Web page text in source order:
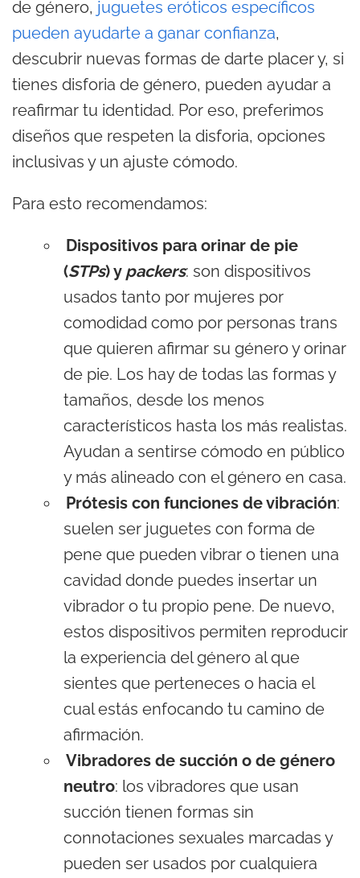
de género, juguetes eróticos específicos
pueden ayudarte a ganar confianza,
descubrir nuevas formas de darte placer y, si
tienes disforia de género, pueden ayudar a
reafirmar tu identidad. Por eso, preferimos
diseños que respeten la disforia, opciones
inclusivas y un ajuste cómodo.
Para esto recomendamos:
Dispositivos para orinar de pie
(STPs) y packers: son dispositivos
usados tanto por mujeres por
comodidad como por personas trans
que quieren afirmar su género y orinar
de pie. Los hay de todas las formas y
tamaños, desde los menos
característicos hasta los más realistas.
Ayudan a sentirse cómodo en público
y más alineado con el género en casa.
Prótesis con funciones de vibración:
suelen ser juguetes con forma de
pene que pueden vibrar o tienen una
cavidad donde puedes insertar un
vibrador o tu propio pene. De nuevo,
estos dispositivos permiten reproducir
la experiencia del género al que
sientes que perteneces o hacia el
cual estás enfocando tu camino de
afirmación.
Vibradores de succión o de género
neutro: los vibradores que usan
succión tienen formas sin
connotaciones sexuales marcadas y
pueden ser usados por cualquiera